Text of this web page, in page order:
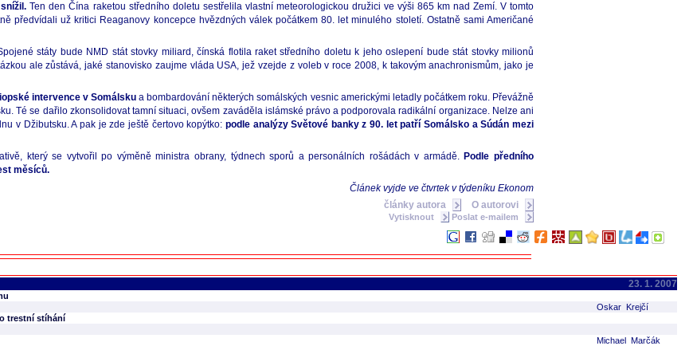
Ten den Čína raketou středního doletu sestřelila vlastní meteorologickou družici ve výši 865 km nad Zemí. V tomto
předvídali už kritici Reaganovy koncepce hvězdných válek počátkem 80. let minulého století. Ostatně sami Američané
státy bude NMD stát stovky miliard, čínská flotila raket středního doletu k jeho oslepení bude stát stovky milionů
ale zůstává, jaké stanovisko zaujme vláda USA, jež vzejde z voleb v roce 2008, k takovým anachronismům, jako je
intervence v Somálsku a bombardování některých somálských vesnic americkými letadly počátkem roku. Převážně
Té se dařilo zkonsolidovat tamní situaci, ovšem zaváděla islámské právo a podporovala radikální organizace. Nelze ani
v Džibutsku. A pak je zde ještě čertovo kopýtko: podle analýzy Světové banky z 90. let patří Somálsko a Súdán mezi
který se vytvořil po výměně ministra obrany, týdnech sporů a personálních rošádách v armádě. Podle předního
měsíců.
Článek vyjde ve čtvrtek v týdeníku Ekonom
články autora
O autorovi
Vytisknout Poslat e-mailem
23. 1. 2007
Oskar Krejčí
trestní stíhání
Michael Marčák